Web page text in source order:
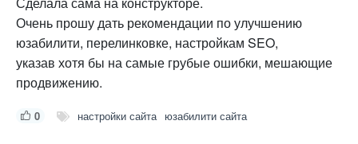
Очень прошу дать рекомендации по улучшению
юзабилити, перелинковке, настройкам SEO,
указав хотя бы на самые грубые ошибки, мешающие
продвижению.
0 настройки сайта юзабилити сайта